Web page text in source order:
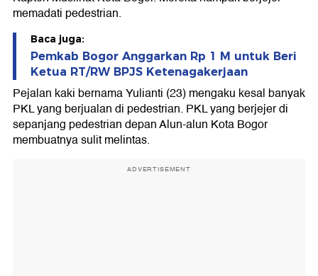
memadati pedestrian.
Baca juga:
Pemkab Bogor Anggarkan Rp 1 M untuk Beri
Ketua RT/RW BPJS Ketenagakerjaan
Pejalan kaki bernama Yulianti (23) mengaku kesal banyak
PKL yang berjualan di pedestrian. PKL yang berjejer di
sepanjang pedestrian depan Alun-alun Kota Bogor
membuatnya sulit melintas.
ADVERTISEMENT